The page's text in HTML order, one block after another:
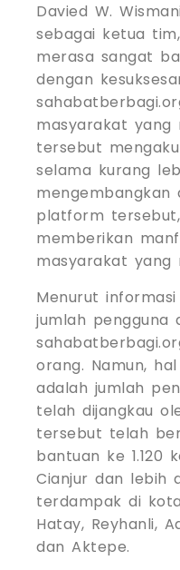
Davied W.
sebagai ketua
merasa sangat
dengan
masyarakat yang
tersebut
selama kurang
mengembangkan
platform
memberikan
masyarakat yang
Menurut
jumlah
orang. Namun,
adalah jumlah
telah dijangkau
tersebut telah
bantuan ke 1.120
Cianjur dan lebih
terdampak di
Hatay, Reyhanli,
dan Aktepe.